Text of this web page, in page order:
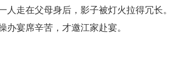
走在父母身后，影子被灯火拉得冗长。
宴席辛苦，才邀江家赴宴。